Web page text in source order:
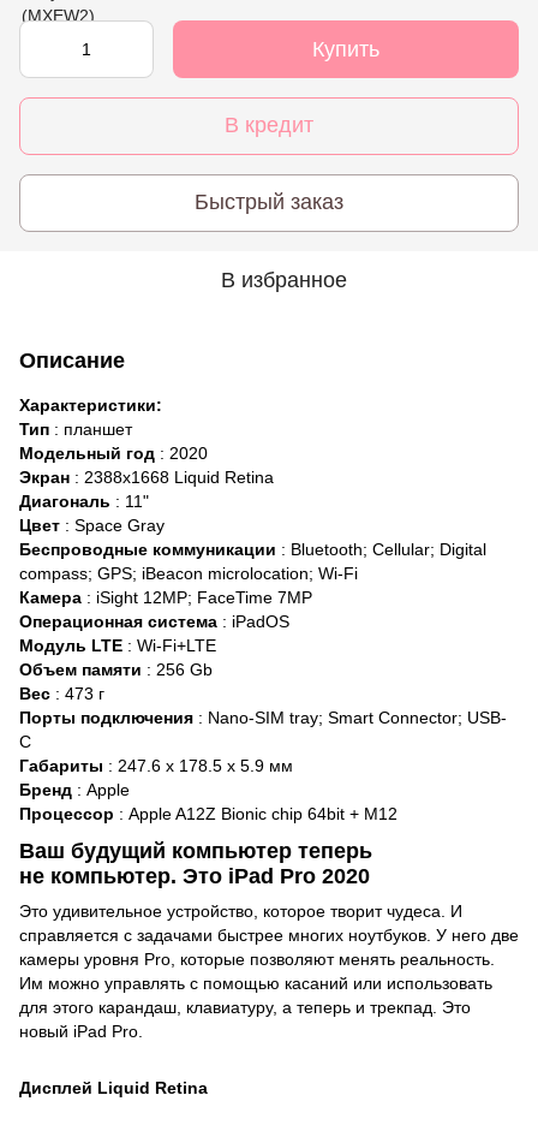
Купить
В кредит
Быстрый заказ
В избранное
Описание
Характеристики:
Тип : планшет
Модельный год : 2020
Экран : 2388x1668 Liquid Retina
Диагональ : 11"
Цвет : Space Gray
Беспроводные коммуникации : Bluetooth; Cellular; Digital
compass; GPS; iBeacon microlocation; Wi-Fi
Камера : iSight 12MP; FaceTime 7MP
Операционная система : iPadOS
Модуль LTE : Wi-Fi+LTE
Объем памяти : 256 Gb
Вес : 473 г
Порты подключения : Nano-SIM tray; Smart Connector; USB-
C
Габариты : 247.6 х 178.5 х 5.9 мм
Бренд : Apple
Процессор : Apple A12Z Bionic chip 64bit + M12
Ваш будущий компьютер теперь
не компьютер. Это iPad Pro 2020
Это удивительное устройство, которое творит чудеса. И
справляется с задачами быстрее многих ноутбуков. У него две
камеры уровня Pro, которые позволяют менять реальность.
Им можно управлять с помощью касаний или использовать
для этого карандаш, клавиатуру, а теперь и трекпад. Это
новый iPad Pro.
Дисплей Liquid Retina